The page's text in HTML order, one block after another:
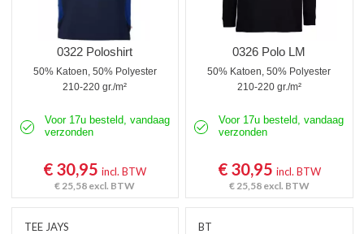
0322 Poloshirt
50% Katoen, 50% Polyester
210-220 gr./m²
Voor 17u besteld, vandaag
verzonden
€ 30,95incl. BTW
€ 25,58 excl. BTW
0326 Polo LM
50% Katoen, 50% Polyester
210-220 gr./m²
Voor 17u besteld, vandaag
verzonden
€ 30,95 incl. BTW
€ 25,58 excl. BTW
TEE JAYS BT